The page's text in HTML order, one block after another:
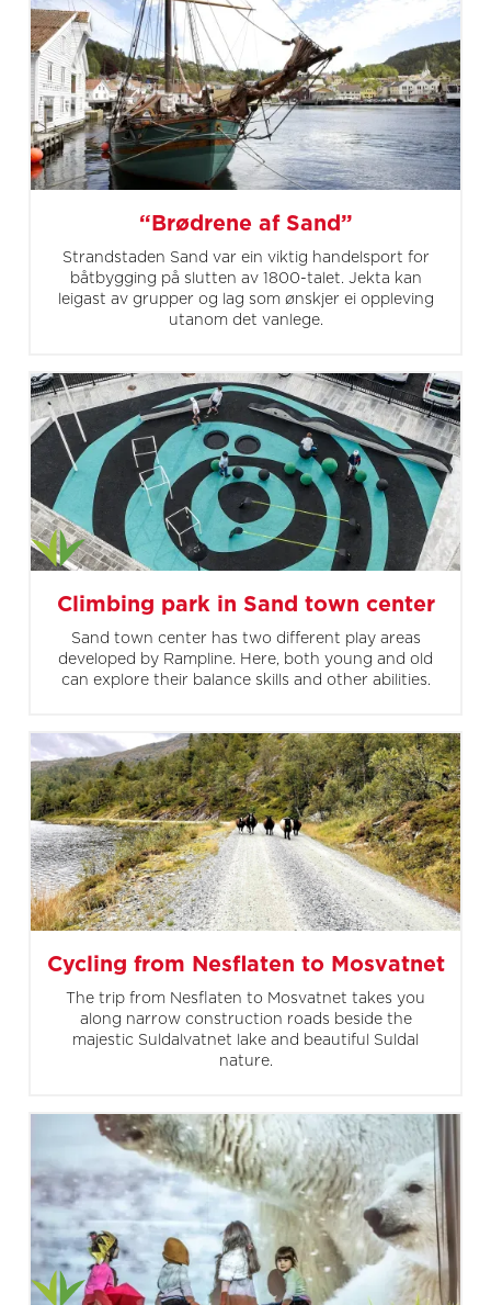
“Brødrene af Sand”
Strandstaden Sand var ein viktig handelsport for
båtbygging på slutten av 1800-talet. Jekta kan
leigast av grupper og lag som ønskjer ei oppleving
utanom det vanlege.
Climbing park in Sand town center
Sand town center has two different play areas
developed by Rampline. Here, both young and old
can explore their balance skills and other abilities.
Cycling from Nesflaten to Mosvatnet
The trip from Nesflaten to Mosvatnet takes you
along narrow construction roads beside the
majestic Suldalvatnet lake and beautiful Suldal
nature.